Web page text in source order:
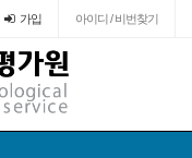
가입 아이디 / 비번찾기